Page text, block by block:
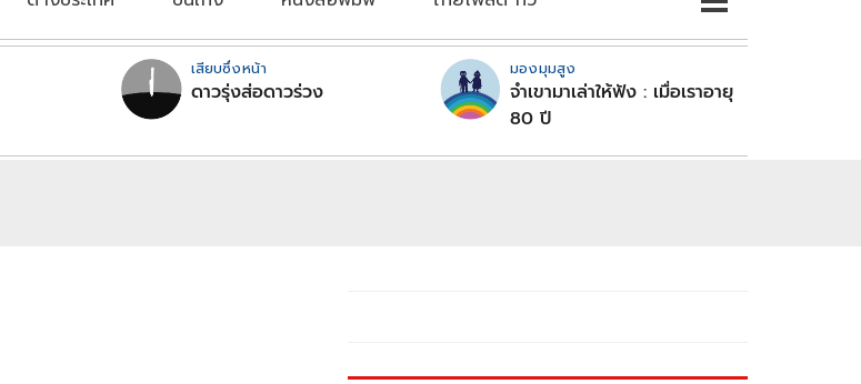
เสียบซึ่งหน้า
ดาวรุ่งส่อดาวร่วง
มองมุมสูง
จำเขามาเล่าให้ฟัง : เมื่อเราอายุ
80 ปี